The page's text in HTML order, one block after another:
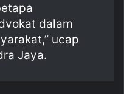
dalam
ucap
Jaya.